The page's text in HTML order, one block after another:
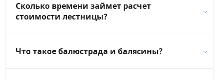
Сколько времени займет расчет
стоимости лестницы?
Что такое балюстрада и балясины?